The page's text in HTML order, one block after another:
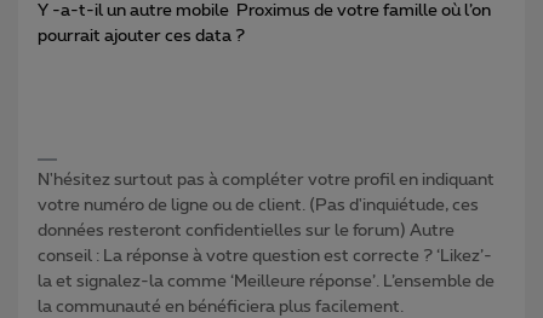
Y -a-t-il un autre mobile Proximus de votre famille où l’on
pourrait ajouter ces data ?
N'hésitez surtout pas à compléter votre profil en indiquant
votre numéro de ligne ou de client. (Pas d'inquiétude, ces
données resteront confidentielles sur le forum) Autre
conseil : La réponse à votre question est correcte ? ‘Likez’-
la et signalez-la comme ‘Meilleure réponse’. L’ensemble de
la communauté en bénéficiera plus facilement.